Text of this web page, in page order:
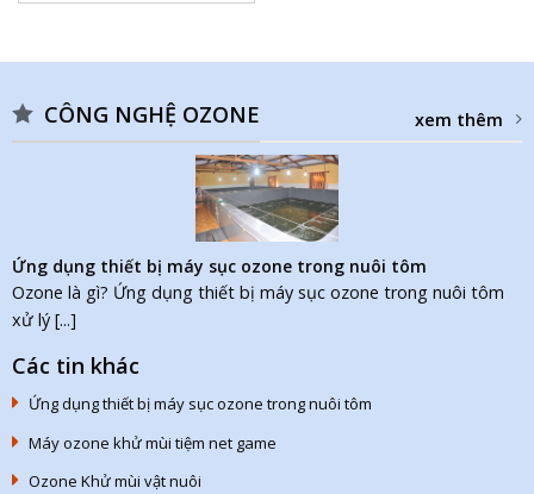
CÔNG NGHỆ OZONE xem thêm
Ứng dụng thiết bị máy sục ozone trong nuôi tôm
Ozone là gì? Ứng dụng thiết bị máy sục ozone trong nuôi tôm
xử lý [...]
Các tin khác
Ứng dụng thiết bị máy sục ozone trong nuôi tôm
Máy ozone khử mùi tiệm net game
Ozone Khử mùi vật nuôi